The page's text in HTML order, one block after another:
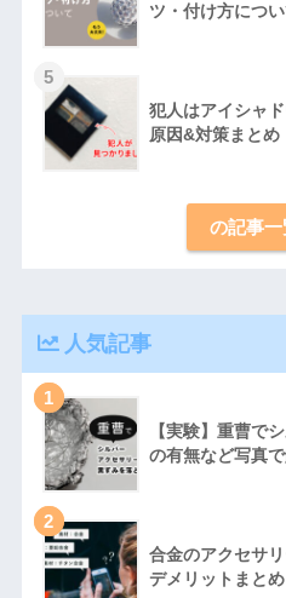
ツ・付け方につ
5
犯人はアイシャ
原因&対策まとめ
の記事
人気記事
1
【実験】重曹で
の有無など写真
2
合金のアクセサ
デメリットまとめ